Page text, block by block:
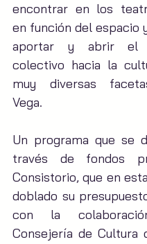
encontrar en los
en función del espacio
aportar y abrir el
colectivo hacia la
muy diversas
Vega.
Un programa que se
través de fondos
Consistorio, que en
doblado su
con la
Consejería de Cultura